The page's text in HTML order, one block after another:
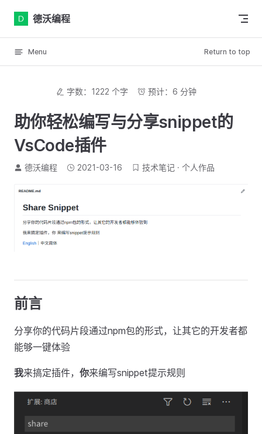
Skip to content
德沃编程
Menu Return to top
字数：1222 个字 预计：6 分钟
助你轻松编写与分享snippet的
VsCode插件
德沃编程 2021-03-16 技术笔记 个人作品
前言
分享你的代码片段通过npm包的形式，让其它的开发者都
能够一键体验
我来搞定插件， 你来编写snippet提示规则